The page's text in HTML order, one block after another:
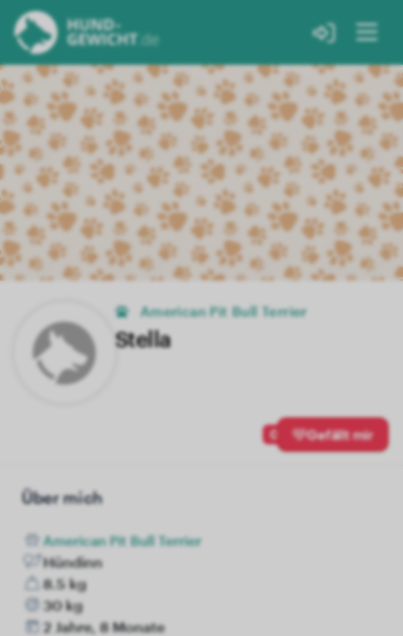
American Pit Bull Terrier
Stella
0 Gefällt mir
Über mich
American Pit Bull Terrier
Hündinn
8.5 kg
30 kg
2 Jahre, 8 Monate